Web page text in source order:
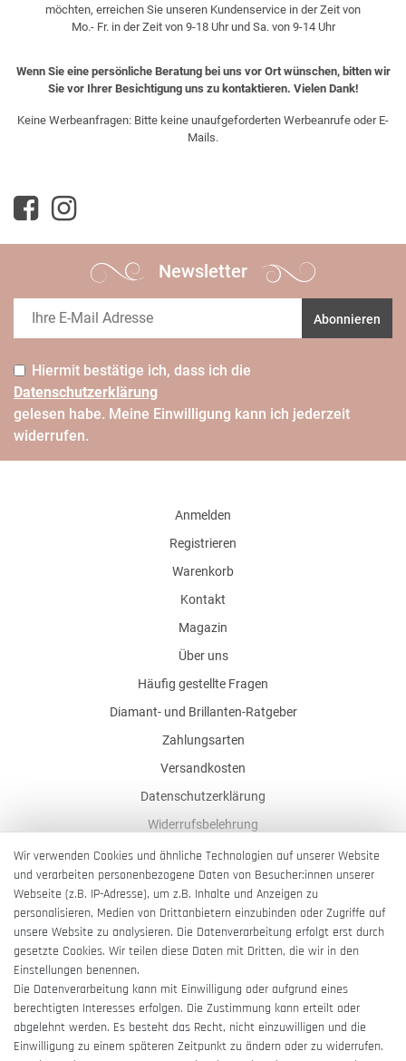
möchten, erreichen Sie unseren Kundenservice in der Zeit von
Mo.- Fr. in der Zeit von 9-18 Uhr und Sa. von 9-14 Uhr
Wenn Sie eine persönliche Beratung bei uns vor Ort wünschen, bitten wir
Sie vor Ihrer Besichtigung uns zu kontaktieren. Vielen Dank!
Keine Werbeanfragen: Bitte keine unaufgeforderten Werbeanrufe oder E-
Mails.
Newsletter
Abonnieren
Hiermit bestätige ich, dass ich die
Daten­schutz­erklärung
gelesen habe. Meine Einwilligung kann ich jederzeit
widerrufen.
Anmelden
Registrieren
Warenkorb
Kontakt
Magazin
Über uns
Häufig gestellte Fragen
Diamant- und Brillanten-Ratgeber
Zahlungsarten
Versandkosten
Datenschutzerklärung
Widerrufsbelehrung
AGB
Impressum
Barrierefreiheitserklärung
Vertrag widerrufen
Wir verwenden Cookies und ähnliche Technologien auf unserer Website
und verarbeiten personenbezogene Daten von Besucher:innen unserer
Webseite (z.B. IP-Adresse), um z.B. Inhalte und Anzeigen zu
personalisieren, Medien von Drittanbietern einzubinden oder Zugriffe auf
unsere Website zu analysieren. Die Datenverarbeitung erfolgt erst durch
gesetzte Cookies. Wir teilen diese Daten mit Dritten, die wir in den
Einstellungen benennen.
Die Datenverarbeitung kann mit Einwilligung oder aufgrund eines
berechtigten Interesses erfolgen. Die Zustimmung kann erteilt oder
abgelehnt werden. Es besteht das Recht, nicht einzuwilligen und die
Einwilligung zu einem späteren Zeitpunkt zu ändern oder zu widerrufen.